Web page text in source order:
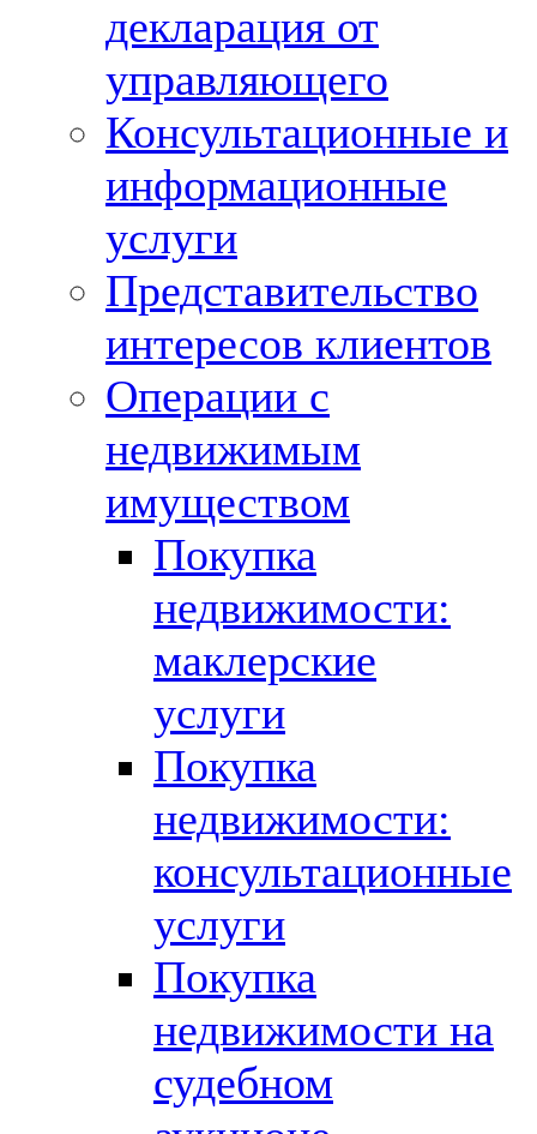
декларация от
управляющего
Консультационные и
информационные
услуги
Представительство
интересов клиентов
Операции с
недвижимым
имуществом
Покупка
недвижимости:
маклерские
услуги
Покупка
недвижимости:
консультационные
услуги
Покупка
недвижимости на
судебном